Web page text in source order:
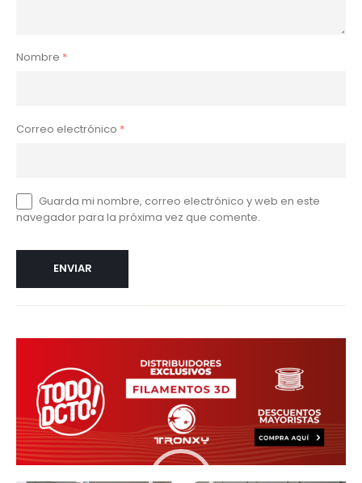
Nombre *
Correo electrónico *
Guarda mi nombre, correo electrónico y web en este
navegador para la próxima vez que comente.